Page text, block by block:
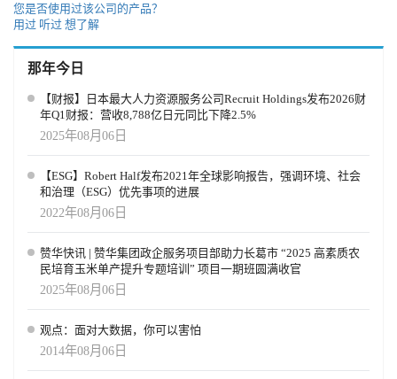
您是否使用过该公司的产品？
用过 听过 想了解
那年今日
【财报】日本最大人力资源服务公司Recruit Holdings发布2026财
年Q1财报：营收8,788亿日元同比下降2.5%
2025年08月06日
【ESG】Robert Half发布2021年全球影响报告，强调环境、社会
和治理（ESG）优先事项的进展
2022年08月06日
赞华快讯 | 赞华集团政企服务项目部助力长葛市 “2025 高素质农
民培育玉米单产提升专题培训” 项目一期班圆满收官
2025年08月06日
观点：面对大数据，你可以害怕
2014年08月06日